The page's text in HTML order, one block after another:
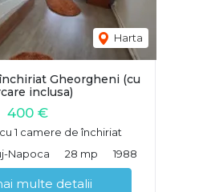
Harta
Gheorgheni (cu
inclusa)
400 €
1 camere de închiriat
Napoca
28 mp 1988
multe detalii